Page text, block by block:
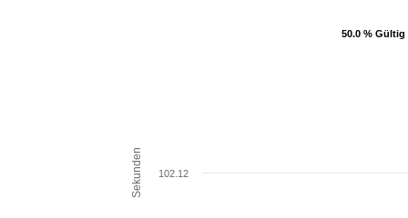
50.0 % Gültig
50.0 % Gültig
Sekunden 102.12